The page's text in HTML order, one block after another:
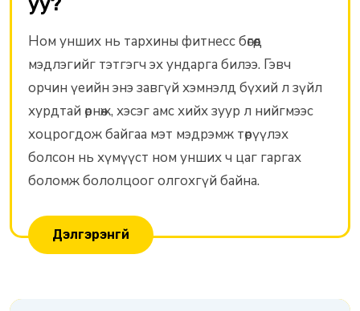
Ном унших нь тархины фитнесс бөгөөд
мэдлэгийг тэтгэгч эх ундарга билээ. Гэвч
орчин үеийн энэ завгүй хэмнэлд бүхий л зүйл
хурдтай өрнөж, хэсэг амс хийх зуур л нийгмээс
хоцрогдож байгаа мэт мэдрэмж төрүүлэх
болсон нь хүмүүст ном унших ч цаг гаргах
боломж бололцоог олгохгүй байна.
Дэлгэрэнгүй